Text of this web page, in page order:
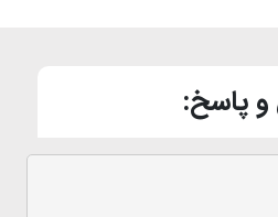
پاسخ: